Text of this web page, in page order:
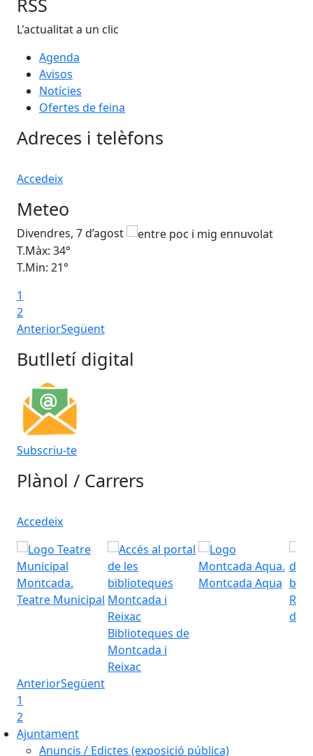
L'actualitat a un clic
Agenda
Avisos
Notícies
Ofertes de feina
Adreces i telèfons
Accedeix
Meteo
Divendres, 7 d’agost
T.Màx: 34°
T.Min: 21°
1
2
AnteriorSegüent
Butlletí digital
Subscriu-te
Plànol / Carrers
Accedeix
Teatre Municipal
Biblioteques de
Montcada i
Reixac
Montcada Aqua
AnteriorSegüent
1
2
Ajuntament
Anuncis / Edictes (exposició pública)